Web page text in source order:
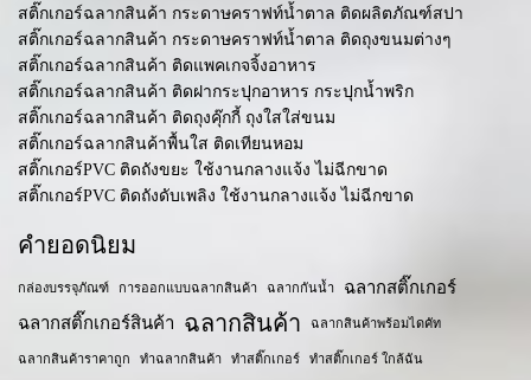
สติ๊กเกอร์ฉลากสินค้า กระดาษคราฟท์น้ำตาล ติดผลิตภัณฑ์สปา
สติ๊กเกอร์ฉลากสินค้า กระดาษคราฟท์น้ำตาล ติดถุงขนมต่างๆ
สติ๊กเกอร์ฉลากสินค้า ติดแพคเกจจิ้งอาหาร
สติ๊กเกอร์ฉลากสินค้า ติดฝากระปุกอาหาร กระปุกน้ำพริก
สติ๊กเกอร์ฉลากสินค้า ติดถุงคุ๊กกี้ ถุงใสใส่ขนม
สติ๊กเกอร์ฉลากสินค้าพื้นใส ติดเทียนหอม
สติ๊กเกอร์PVC ติดถังขยะ ใช้งานกลางแจ้ง ไม่ฉีกขาด
สติ๊กเกอร์PVC ติดถังดับเพลิง ใช้งานกลางแจ้ง ไม่ฉีกขาด
คำยอดนิยม
กล่องบรรจุภัณฑ์ การออกแบบฉลากสินค้า ฉลากกันน้ำ
ฉลากสติ๊กเกอร์
ฉลากสติ๊กเกอร์สินค้า
ฉลากสินค้า ฉลากสินค้าพร้อมไดคัท
ฉลากสินค้าราคาถูก ทำฉลากสินค้า ทำสติ๊กเกอร์ ทำสติ๊กเกอร์ ใกล้ฉัน